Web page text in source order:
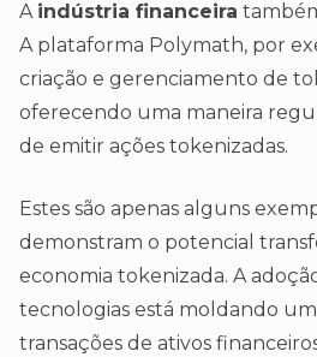
A indústria financeira
A plataforma Polymath, por
criação e gerenciamento de
oferecendo uma maneira
de emitir ações tokenizadas.
Estes são apenas alguns
demonstram o potencial
economia tokenizada. A
tecnologias está moldando
transações de ativos